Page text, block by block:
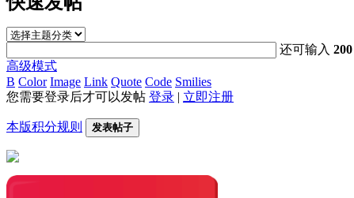
还可输入200
高级模式
B Color Image Link Quote Code Smilies
您需要登录后才可以发帖 登录 | 立即注册
本版积分规则 发表帖子